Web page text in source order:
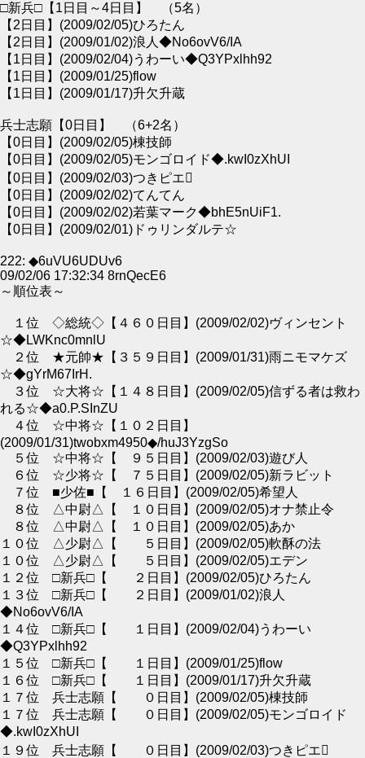
□新兵□【1日目～4日目】 （5名）
【2日目】(2009/02/05)ひろたん
【2日目】(2009/01/02)浪人◆No6ovV6/IA
【1日目】(2009/02/04)うわーい◆Q3YPxlhh92
【1日目】(2009/01/25)flow
【1日目】(2009/01/17)升欠升蔵
兵士志願【0日目】 （6+2名）
【0日目】(2009/02/05)棟技師
【0日目】(2009/02/05)モンゴロイド◆.kwI0zXhUI
【0日目】(2009/02/03)つきピエ
【0日目】(2009/02/02)てんてん
【0日目】(2009/02/02)若葉マーク◆bhE5nUiF1.
【0日目】(2009/02/01)ドゥリンダルテ☆
222: ◆6uVU6UDUv6
09/02/06 17:32:34 8rnQecE6
～順位表～
１位 ◇総統◇【４６０日目】(2009/02/02)ヴィンセント
☆◆LWKnc0mnlU
２位 ★元帥★【３５９日目】(2009/01/31)雨ニモマケズ
☆◆gYrM67IrH.
３位 ☆大将☆【１４８日目】(2009/02/05)信ずる者は救わ
れる☆◆a0.P.SInZU
４位 ☆中将☆【１０２日目】
(2009/01/31)twobxm4950◆/huJ3YzgSo
５位 ☆中将☆【 ９５日目】(2009/02/03)遊び人
６位 ☆少将☆【 ７５日目】(2009/02/05)新ラビット
７位 ■少佐■【 １６日目】(2009/02/05)希望人
８位 △中尉△【 １０日目】(2009/02/05)オナ禁止令
８位 △中尉△【 １０日目】(2009/02/05)あか
１０位 △少尉△【 ５日目】(2009/02/05)軟酥の法
１０位 △少尉△【 ５日目】(2009/02/05)エデン
１２位 □新兵□【 ２日目】(2009/02/05)ひろたん
１３位 □新兵□【 ２日目】(2009/01/02)浪人
◆No6ovV6/IA
１４位 □新兵□【 １日目】(2009/02/04)うわーい
◆Q3YPxlhh92
１５位 □新兵□【 １日目】(2009/01/25)flow
１６位 □新兵□【 １日目】(2009/01/17)升欠升蔵
１７位 兵士志願【 ０日目】(2009/02/05)棟技師
１７位 兵士志願【 ０日目】(2009/02/05)モンゴロイド
◆.kwI0zXhUI
１９位 兵士志願【 ０日目】(2009/02/03)つきピエ